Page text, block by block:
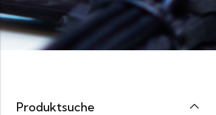
Produktsuche